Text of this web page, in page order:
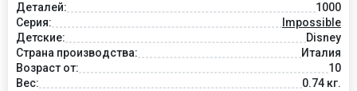
Деталей:
1000
Серия:
Impossible
Детские:
Disney
Страна производства:
Италия
Возраст от:
10
Вес:
0.74 кг.